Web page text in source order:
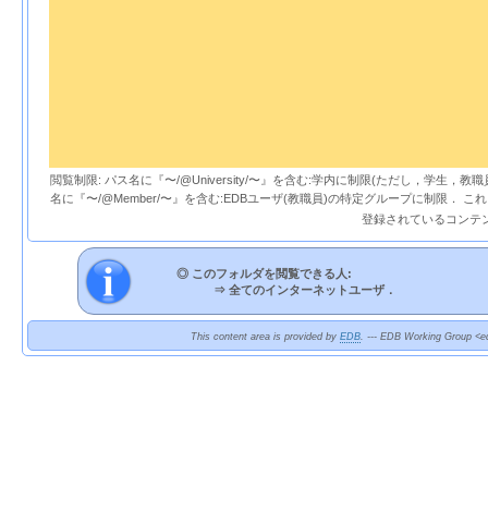
閲覧制限: パス名に『〜/@University/〜』を含む:学内に制限(ただし，学生，教
名に『〜/@Member/〜』を含む:EDBユーザ(教職員)の特定グループに制限． こ
登録されているコンテ
◎ このフォルダを閲覧できる人:
⇒ 全てのインターネットユーザ．
This content area is provided by EDB. --- EDB Working Group